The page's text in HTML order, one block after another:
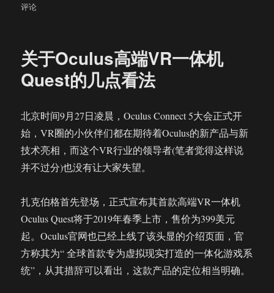
系
统
是
如
的?
评论
关于Oculus高端VR一体机
Quest的几点看法
北京时间9月27日凌晨，Oculus Connect 5大会正式开
始，VR圈的小伙伴们都在期待着Oculus的新产品与新
技术亮相，而这个VR行业的领导者(笔者觉得这样说
并不过分)也没有让大家失望。
扎克伯格首先登场，正式宣布其首款高端VR一体机
Oculus Quest将于2019年春季上市，售价为399美元
起。Oculus官网也已经上线了该头显的介绍页面，官
方称其为“ 全球首款专为虚拟现实打造的一体化游戏系
统”，从其措辞可以看出，这款产品的定位相当明确。